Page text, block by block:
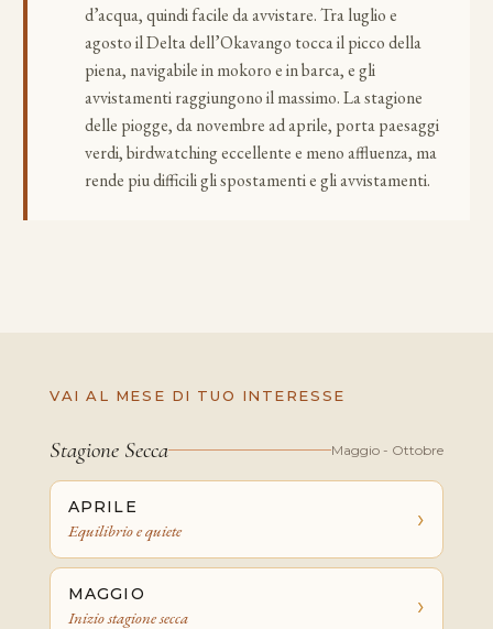
d’acqua, quindi facile da avvistare. Tra luglio e
agosto il Delta dell’Okavango tocca il picco della
piena, navigabile in mokoro e in barca, e gli
avvistamenti raggiungono il massimo. La stagione
delle piogge, da novembre ad aprile, porta paesaggi
verdi, birdwatching eccellente e meno affluenza, ma
rende piu difficili gli spostamenti e gli avvistamenti.
VAI AL MESE DI TUO INTERESSE
Stagione Secca Maggio - Ottobre
APRILE
Equilibrio e quiete ›
MAGGIO
Inizio stagione secca ›